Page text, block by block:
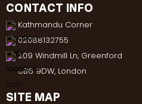
CONTACT INFO
Kathmandu Corner
02088132755
209 Windmill Ln, Greenford
UB6 9DW, London
SITE MAP